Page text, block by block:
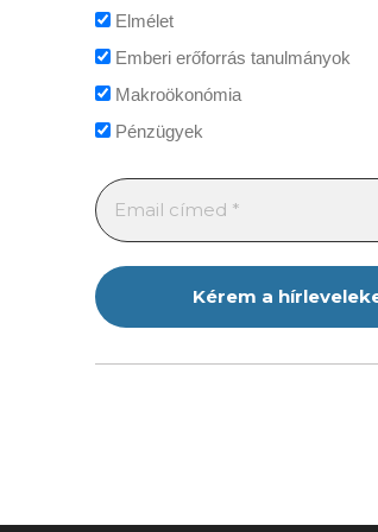
Elmélet
Emberi erőforrás tanulmányok
Makroökonómia
Pénzügyek